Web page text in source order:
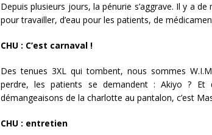
Depuis plusieurs jours, la pénurie s’aggrave. Il y a
pour travailler, d’eau pour les patients, de
CHU : C’est carnaval !
Des tenues 3XL qui tombent, nous sommes
perdre, les patients se demandent : Akiyo ? Et
démangeaisons de la charlotte au pantalon, c’est
CHU : entretien